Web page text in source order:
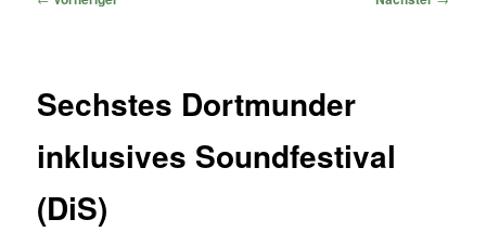
Sechstes Dortmunder
inklusives Soundfestival
(DiS)